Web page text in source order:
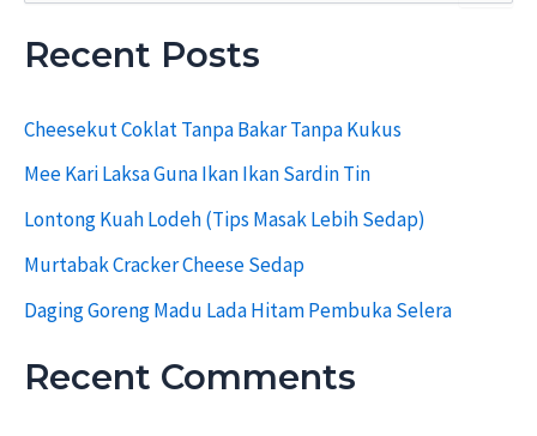
r
o
:
Recent Posts
Cheesekut Coklat Tanpa Bakar Tanpa Kukus
Mee Kari Laksa Guna Ikan Ikan Sardin Tin
Lontong Kuah Lodeh (Tips Masak Lebih Sedap)
Murtabak Cracker Cheese Sedap
Daging Goreng Madu Lada Hitam Pembuka Selera
Recent Comments